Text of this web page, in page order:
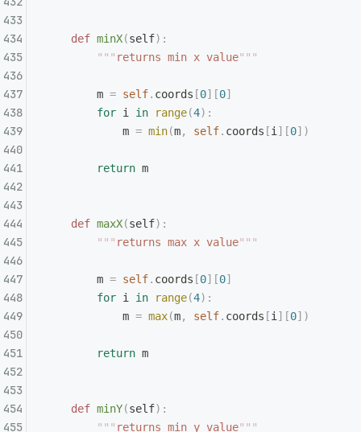
    def
minX(self):
        """
returns min x value"""
        m
= self. coords [0][0]
        for
i in range(4):
            m
= min(m, self. coords [i ][0])
        return
m
    def
maxX(self):
        """
returns max x value"""
        m
= self. coords [0][0]
        for
i in range(4):
            m
= max(m, self. coords [i ][0])
        return
m
    def
minY(self):
        """
returns min y value"""